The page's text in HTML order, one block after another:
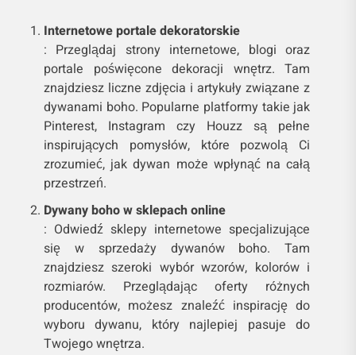
Internetowe portale dekoratorskie
: Przeglądaj strony internetowe, blogi oraz
portale poświęcone dekoracji wnętrz. Tam
znajdziesz liczne zdjęcia i artykuły związane z
dywanami boho. Popularne platformy takie jak
Pinterest, Instagram czy Houzz są pełne
inspirujących pomysłów, które pozwolą Ci
zrozumieć, jak dywan może wpłynąć na całą
przestrzeń.
Dywany boho w sklepach online
: Odwiedź sklepy internetowe specjalizujące
się w sprzedaży dywanów boho. Tam
znajdziesz szeroki wybór wzorów, kolorów i
rozmiarów. Przeglądając oferty różnych
producentów, możesz znaleźć inspirację do
wyboru dywanu, który najlepiej pasuje do
Twojego wnętrza.